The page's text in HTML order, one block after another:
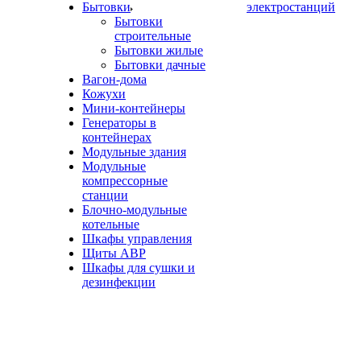
Бытовки
Бытовки
строительные
Бытовки жилые
Бытовки дачные
Вагон-дома
Кожухи
Мини-контейнеры
Генераторы в
контейнерах
Модульные здания
Модульные
компрессорные
станции
Блочно-модульные
котельные
Шкафы управления
Щиты АВР
Шкафы для сушки и
дезинфекции
электростанций